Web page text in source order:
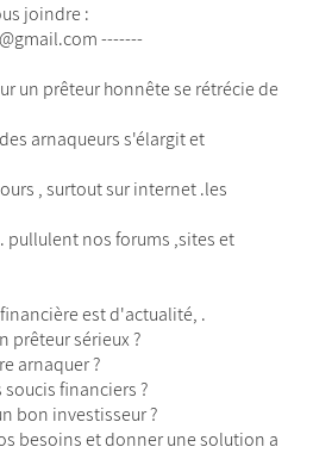
joindre :
-------
un prêteur honnête se rétrécie de
arnaqueurs s'élargit et
, surtout sur internet .les
pullulent nos forums ,sites et
est d'actualité, .
prêteur sérieux ?
arnaquer ?
financiers ?
bon investisseur ?
besoins et donner une solution a